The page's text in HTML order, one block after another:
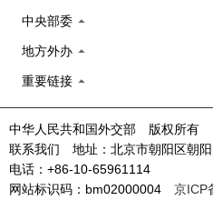
中央部委
地方外办
重要链接
中华人民共和国外交部 版权所有
联系我们 地址：北京市朝阳区朝
电话：+86-10-65961114
网站标识码：bm02000004 京ICP